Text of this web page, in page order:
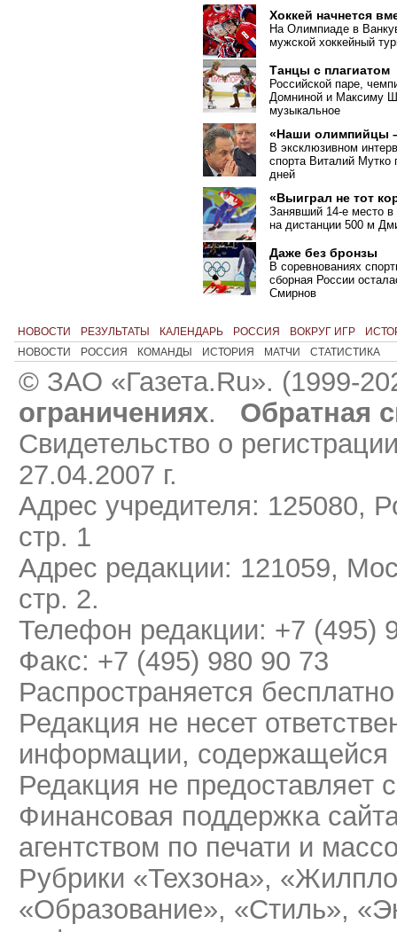
Хоккей начнется
На Олимпиаде в
мужской хоккейный
Танцы с плагиатом
Российской паре,
Домниной и Максиму
музыкальное
«Наши олимпийцы
В эксклюзивном
спорта Виталий Мутко
дней
«Выиграл не тот
Занявший 14-е место в
на дистанции 500 м
Даже без бронзы
В соревнованиях
сборная России
Смирнов
НОВОСТИ РЕЗУЛЬТАТЫ КАЛЕНДАРЬ РОССИЯ ВОКРУГ ИГР
НОВОСТИ
РОССИЯ КОМАНДЫ ИСТОРИЯ МАТЧИ СТАТИСТИКА
© ЗАО «Газета.Ru». (1999-
ограничениях.
Обратная
Свидетельство о
27.04.2007 г.
Адрес учредителя: 125080,
стр. 1
Адрес редакции: 121059,
стр. 2.
Телефон редакции: +7 (495)
Факс: +7 (495) 980 90 73
Распространяется бесплатно
Редакция не несет
информации, содержащейся
Редакция не предоставляет
Финансовая поддержка
агентством по печати и
Рубрики «Техзона»,
«Образование», «Стиль»,